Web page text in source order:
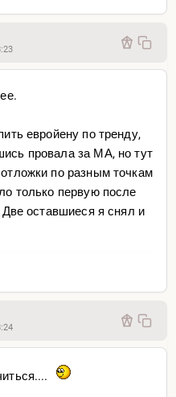
евройену по тренду,
провала за МА, но тут
по разным точкам
только первую после
оставшиеся я снял и